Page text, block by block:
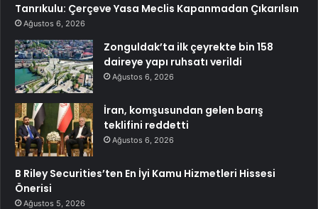
Tanrıkulu: Çerçeve Yasa Meclis Kapanmadan Çıkarılsın
Ağustos 6, 2026
Zonguldak’ta ilk çeyrekte bin 158
daireye yapı ruhsatı verildi
Ağustos 6, 2026
İran, komşusundan gelen barış
teklifini reddetti
Ağustos 6, 2026
B Riley Securities’ten En İyi Kamu Hizmetleri Hissesi
Önerisi
Ağustos 5, 2026